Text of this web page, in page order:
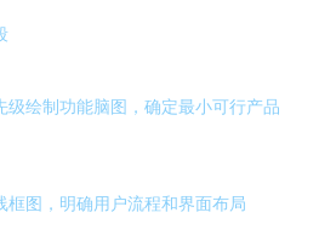
绘制功能脑图，确定最小可行产品
框图，明确用户流程和界面布局